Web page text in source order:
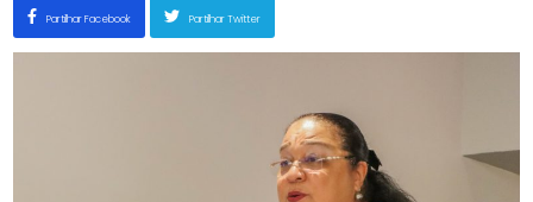
Partilhar Facebook Partilhar Twitter